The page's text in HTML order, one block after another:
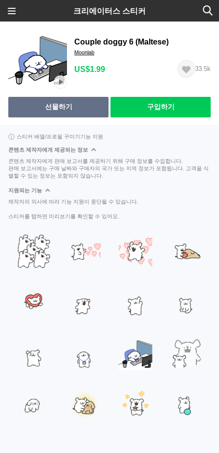
크리에이터스 스티커
Couple doggy 6 (Maltese)
Moonlab
US$1.99 33.5k
선물하기 구입하기
스티커 배열/프로필 꾸미기기능 지원
콘텐츠 제작자에게 제공되는 정보
콘텐츠 제작자에게 판매 보고서를 제공하기 위해 구매 정보를 수집합니다.
판매 보고서에는 구매 날짜와 구매자의 국가 또는 지역 정보가 포함됩니다. 고객을 식
별할 수 있는 정보는 포함되지 않습니다.
지원되는 기능
제작자의 의사에 따라 기능 지원이 중단될 수 있습니다.
스티커를 탭하면 미리보기를 확인할 수 있어요.